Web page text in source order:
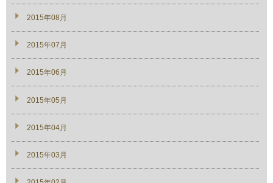
2015年08月
2015年07月
2015年06月
2015年05月
2015年04月
2015年03月